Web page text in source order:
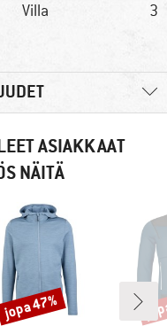
Villa
ASIAKKAAT
NÄITÄ
jopa 47%